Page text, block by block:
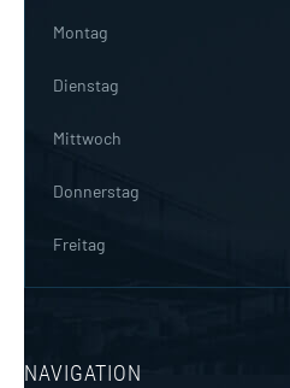
Montag
Dienstag
Mittwoch
Donnerstag
Freitag
NAVIGATION